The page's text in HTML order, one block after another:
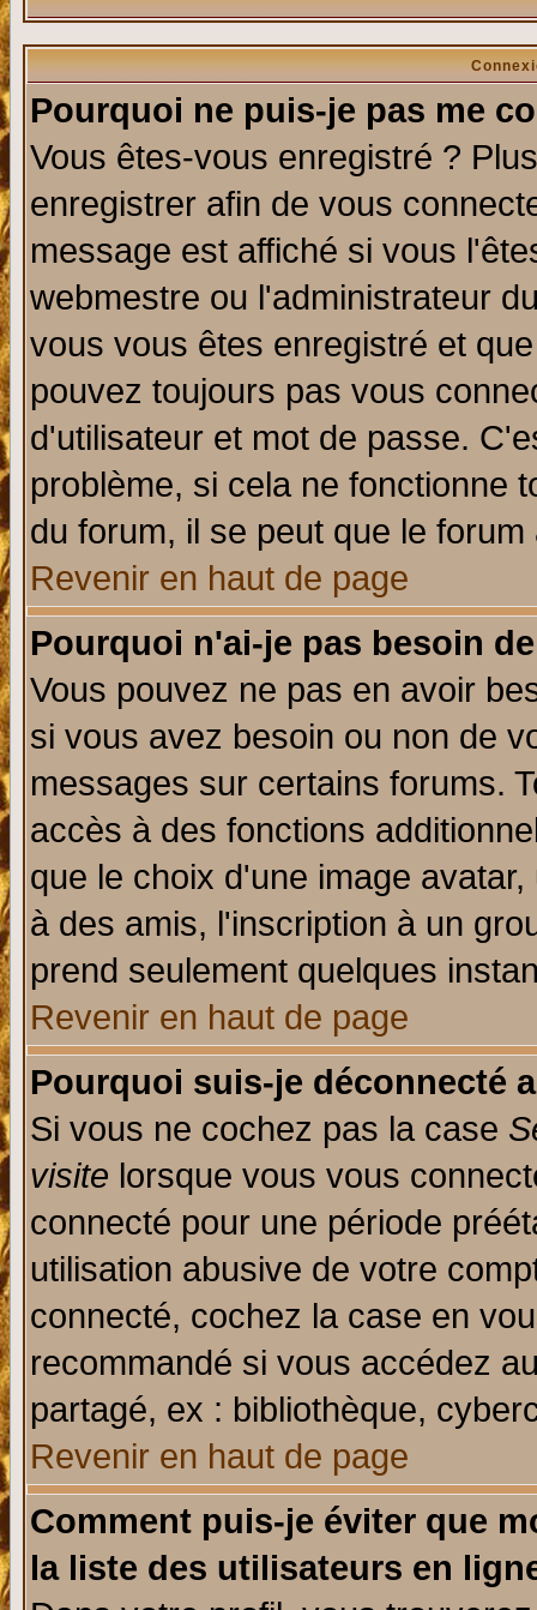
Pourquoi ne puis-je pas me
Vous êtes-vous enregistré ?
enregistrer afin de vous
message est affiché si vous
webmestre ou l'administrateur
vous vous êtes enregistré et
pouvez toujours pas vous
d'utilisateur et mot de passe.
problème, si cela ne fonctionne
du forum, il se peut que le
Revenir en haut de page
Pourquoi n'ai-je pas besoin
Vous pouvez ne pas en avoir
si vous avez besoin ou non de
messages sur certains forums.
accès à des fonctions
que le choix d'une image
à des amis, l'inscription à un
prend seulement quelques
Revenir en haut de page
Pourquoi suis-je déconnecté
Si vous ne cochez pas la case
visite lorsque vous vous
connecté pour une période
utilisation abusive de votre
connecté, cochez la case en
recommandé si vous accédez
partagé, ex : bibliothèque,
Revenir en haut de page
Comment puis-je éviter que
la liste des utilisateurs en